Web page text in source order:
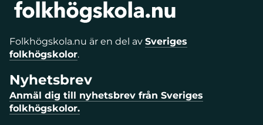
Folkhögskola.nu är en del av Sveriges
folkhögskolor.
Nyhetsbrev
Anmäl dig till nyhetsbrev från Sveriges
folkhögskolor.